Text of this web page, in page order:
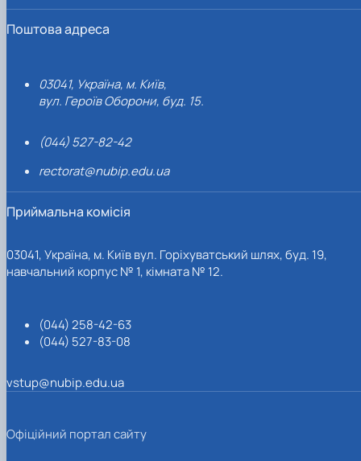
Поштова адреса
03041, Україна, м. Київ,
вул. Героїв Оборони, буд. 15.
(044) 527-82-42
rectorat@nubip.edu.ua
Приймальна комісія
03041, Україна, м. Київ вул. Горіхуватський шлях, буд. 19,
навчальний корпус № 1, кімната № 12.
(044) 258-42-63
(044) 527-83-08
vstup@nubip.edu.ua
Офіційний портал сайту